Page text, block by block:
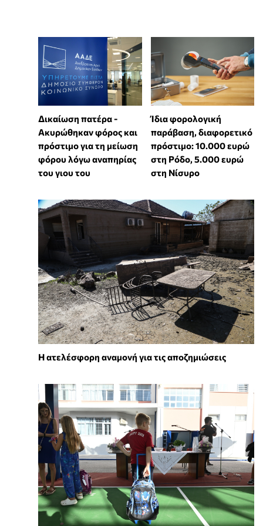
Επίθεση στην Κωνσταντοπούλου έκανε ο
πρωθυπουργός κατά την δευτερολογία του.
«Συντηρείτε την ένταση στη δίκη των Τεμπών
για να αποκομίσετε πολιτικά οφέλη, σας
έχουν απομονώσει ακόμα και οι συγγενείς».
Στο βήμα για την δευτερολογία του
ο πρωθυπουργός
14:52:23
Ξεκίνησε η δευτερολογία του Κυριάκου
Μητσοτάκη.
Κωνσταντοπούλου: Όλος ο κόσμος
πώς παρεμβαίνετε στη Δικαιοσύνη
«Δεν καταλαβαίνετε ότι βλέπει όλος ο
κόσμος πώς παρεμβαίνετε στη Δικαιοσύνη»,
είπε η Ζωή Κωνσταντοπούλου απευθυνόμενη
στον πρωθυπουργό.
Κρατώντας ένα χαρτί, είπε: «Ξέρετε τι είναι
αυτό; Το 1/5 από την απόφαση του δικαστή
για τις υποκλοπές»
«Το 1/4 θέλετε;», είπε απαντώντας σε σχόλιο.
Δικαίωση πατέρα -
Ακυρώθηκαν φόρος και
πρόστιμο για τη μείωση
φόρου λόγω αναπηρίας
του γιου του
Ίδια φορολογική
παράβαση, διαφορετικό
πρόστιμο: 10.000 ευρώ
στη Ρόδο, 5.000 ευρώ
στη Νίσυρο
Η ατελέσφορη αναμονή για τις αποζημιώσεις